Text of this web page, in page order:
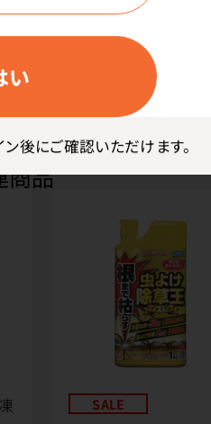
い
ン後にご確認いただけます。
商品
SALE